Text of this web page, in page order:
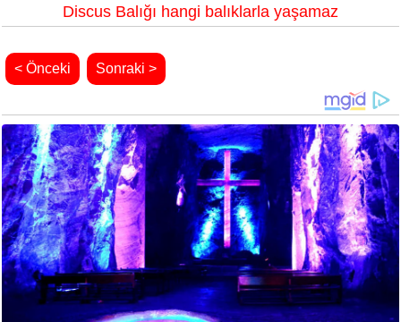
Discus Balığı hangi balıklarla yaşamaz
< Önceki Sonraki >